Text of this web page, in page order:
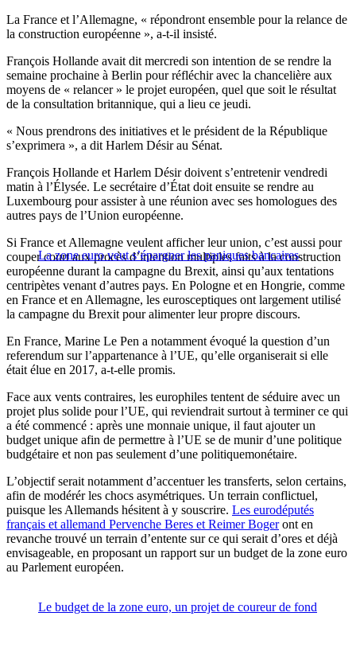
La France et l’Allemagne, « répondront ensemble pour la relance de
la construction européenne », a-t-il insisté.
François Hollande avait dit mercredi son intention de se rendre la
semaine prochaine à Berlin pour réfléchir avec la chancelière aux
moyens de « relancer » le projet européen, quel que soit le résultat
de la consultation britannique, qui a lieu ce jeudi.
« Nous prendrons des initiatives et le président de la République
s’exprimera », a dit Harlem Désir au Sénat.
François Hollande et Harlem Désir doivent s’entretenir vendredi
matin à l’Élysée. Le secrétaire d’État doit ensuite se rendre au
Luxembourg pour assister à une réunion avec ses homologues des
autres pays de l’Union européenne.
La zone euro veut s’épargner les paniques bancaires
Si France et Allemagne veulent afficher leur union, c’est aussi pour
couper court aux procès d’intention multiples faits à la construction
européenne durant la campagne du Brexit, ainsi qu’aux tentations
centripètes venant d’autres pays. En Pologne et en Hongrie, comme
en France et en Allemagne, les eurosceptiques ont largement utilisé
la campagne du Brexit pour alimenter leur propre discours.
En France, Marine Le Pen a notamment évoqué la question d’un
referendum sur l’appartenance à l’UE, qu’elle organiserait si elle
était élue en 2017, a-t-elle promis.
Face aux vents contraires, les europhiles tentent de séduire avec un
projet plus solide pour l’UE, qui reviendrait surtout à terminer ce qui
a été commencé : après une monnaie unique, il faut ajouter un
budget unique afin de permettre à l’UE se de munir d’une politique
budgétaire et non pas seulement d’une politiquemonétaire.
L’objectif serait notamment d’accentuer les transferts, selon certains,
afin de modérér les chocs asymétriques. Un terrain conflictuel,
puisque les Allemands hésitent à y souscrire. Les eurodéputés
français et allemand Pervenche Beres et Reimer Bogeront en
revanche trouvé un terrain d’entente sur ce qui serait d’ores et déjà
envisageable, en proposant un rapport sur un budget de la zone euro
au Parlement européen.
Le budget de la zone euro, un projet de coureur de fond